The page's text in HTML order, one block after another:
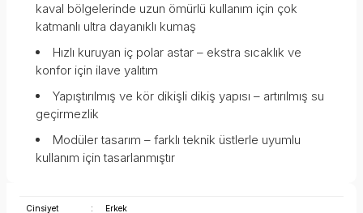
kaval bölgelerinde uzun ömürlü kullanım için çok
katmanlı ultra dayanıklı kumaş
Hızlı kuruyan iç polar astar – ekstra sıcaklık ve
konfor için ilave yalıtım
Yapıştırılmış ve kör dikişli dikiş yapısı – artırılmış su
geçirmezlik
Modüler tasarım – farklı teknik üstlerle uyumlu
kullanım için tasarlanmıştır
Cinsiyet : Erkek